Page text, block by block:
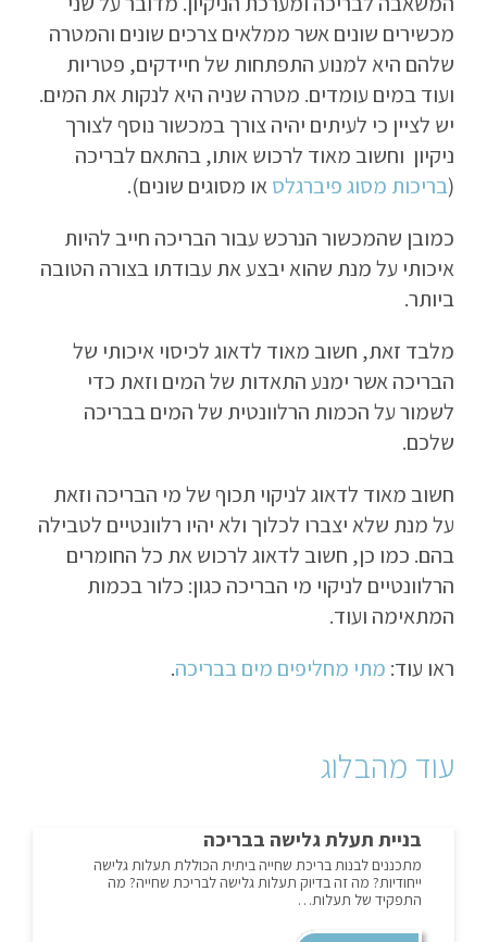
עוד מהבלוג
בניית תעלת גלישה בבריכה
מתכננים לבנות בריכת שחייה ביתית הכוללת תעלות גלישה
ייחודיות? מה זה בדיוק תעלות גלישה לבריכת שחייה? מה
התפקיד של תעלות…
מכשירים שונים אשר ממלאים צרכים שונים והמטרה
שלהם היא למנוע התפתחות של חיידקים, פטריות
ועוד במים עומדים. מטרה שניה היא לנקות את המים.
יש לציין כי לעיתים יהיה צורך במכשור נוסף לצורך
ניקיון וחשוב מאוד לרכוש אותו, בהתאם לבריכה
(בריכות מסוג פיברגלסאו מסוגים שונים).
כמובן שהמכשור הנרכש עבור הבריכה חייב להיות
איכותי על מנת שהוא יבצע את עבודתו בצורה הטובה
ביותר.
מלבד זאת, חשוב מאוד לדאוג לכיסוי איכותי של
הבריכה אשר ימנע התאדות של המים וזאת כדי
לשמור על הכמות הרלוונטית של המים בבריכה
שלכם.
חשוב מאוד לדאוג לניקוי תכוף של מי הבריכה וזאת
על מנת שלא יצברו לכלוך ולא יהיו רלוונטיים לטבילה
בהם. כמו כן, חשוב לדאוג לרכוש את כל החומרים
הרלוונטיים לניקוי מי הבריכה כגון: כלור בכמות
המתאימה ועוד.
ראו עוד: מתי מחליפים מים בבריכה.